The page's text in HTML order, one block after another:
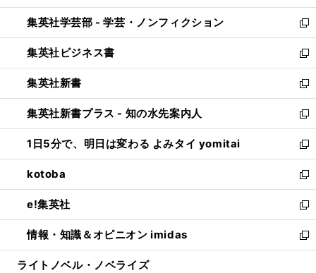
開
く
ウ
で
開
く
ン
ド
ウ
で
開
く
ウ
ィ
ン
ド
ウ
で
開
く
集英社学芸部 - 学芸・ノンフィクション
新
し
い
ウ
ィ
ン
ド
ウ
で
開
く
集英社ビジネス書
新
し
い
ウ
ィ
ン
ド
ウ
で
開
く
集英社新書
新
し
い
ウ
ィ
ン
ド
ウ
で
開
く
集英社新書プラス - 知の水先案内人
新
し
い
ウ
ィ
ン
ド
ウ
で
開
1日5分で、明日は変わる よみタイ yomitai
新
し
い
ウ
ィ
ン
ド
ウ
kotoba
新
し
い
ウ
ィ
ン
e!集英社
新
し
い
ウ
情報・知識＆オピニオン imidas
新
し
ライトノベル・ノベライズ